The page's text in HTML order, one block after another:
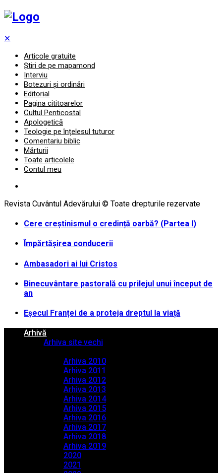
✕
Articole gratuite
Știri de pe mapamond
Interviu
Botezuri și ordinări
Editorial
Pagina cititoarelor
Cultul Penticostal
Apologetică
Teologie pe înțelesul tuturor
Comentariu biblic
Mărturii
Toate articolele
Contul meu
Revista Cuvântul Adevărului © Toate drepturile rezervate
Cere creștinismul o credință oarbă? (Partea I)
Împărtășirea conducerii
Ambasadori ai lui Cristos
Binecuvântare pastorală cu prilejul unui început de
an
Eșecul Franței de a proteja dreptul la viață
Arhivă
Arhiva site vechi
Arhiva 2010
Arhiva 2011
Arhiva 2012
Arhiva 2013
Arhiva 2014
Arhiva 2015
Arhiva 2016
Arhiva 2017
Arhiva 2018
Arhiva 2019
2020
2021